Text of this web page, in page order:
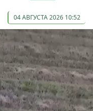
04 АВГУСТА 2026 10:52